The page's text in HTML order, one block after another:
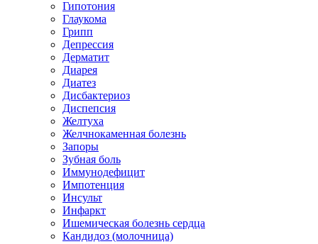
Гипотония
Глаукома
Грипп
Депрессия
Дерматит
Диарея
Диатез
Дисбактериоз
Диспепсия
Желтуха
Желчнокаменная болезнь
Запоры
Зубная боль
Иммунодефицит
Импотенция
Инсульт
Инфаркт
Ишемическая болезнь сердца
Кандидоз (молочница)